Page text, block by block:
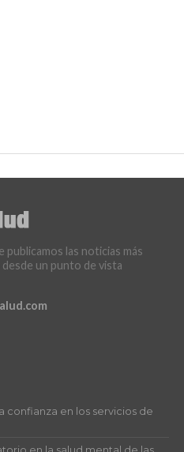
las noticias más
un punto de vista
confianza en los servicios de